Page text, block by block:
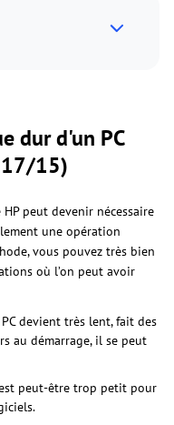
dur d'un PC
17/15)
peut devenir nécessaire
une opération
vous pouvez très bien
où l’on peut avoir
devient très lent, fait des
au démarrage, il se peut
peut-être trop petit pour